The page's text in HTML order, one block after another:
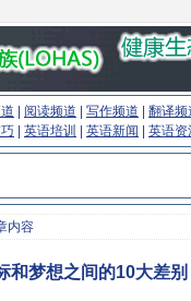
阅读频道 写作频道
翻译频
英语培训 英语新闻 英语资
内容
和梦想之间的10大差别